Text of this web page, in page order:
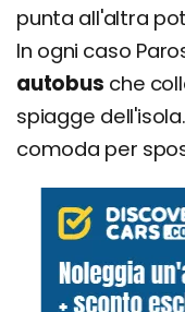
punta all'altra
In ogni caso
autobus che
spiagge
comoda per